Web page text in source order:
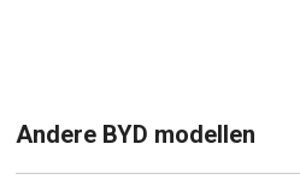
Andere BYD modellen